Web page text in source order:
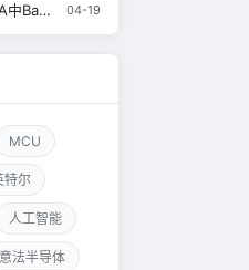
什么关系？ 04-19
MCU
特尔
人工智能
意法半导体